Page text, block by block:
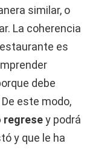
similar, o
La coherencia
es
debe
este modo,
regresey podrá
y que le ha